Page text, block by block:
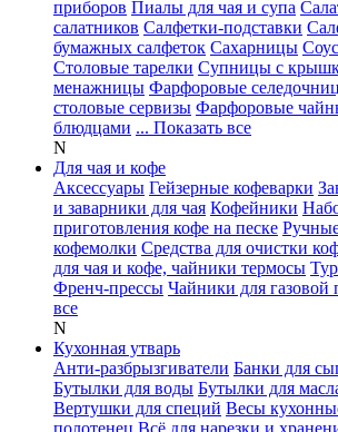
приборов Пиалы для чая и супа
салатников Салфетки-подставки
бумажных салфеток Сахарницы
Столовые тарелки Супницы с
менажницы Фарфоровые
столовые сервизы Фарфоровые
блюдцами ... Показать все
N
Для чая и кофе
Аксессуары Гейзерные кофеварки
и заварники для чая Кофейники
приготовления кофе на песке
кофемолки Средства для очистки
для чая и кофе, чайники термосы
Френч-прессы Чайники для газовой
все
N
Кухонная утварь
Анти-разбрызгиватели Банки для
Бутылки для воды Бутылки для
Вертушки для специй Весы
полотенец Всё для нарезки и